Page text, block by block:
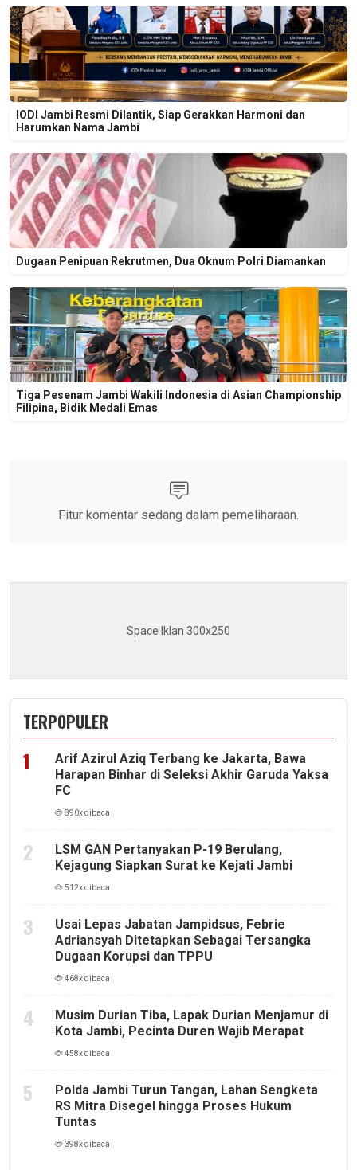
IODI Jambi Resmi Dilantik, Siap Gerakkan Harmoni dan
Harumkan Nama Jambi
Dugaan Penipuan Rekrutmen, Dua Oknum Polri Diamankan
Tiga Pesenam Jambi Wakili Indonesia di Asian Championship
Filipina, Bidik Medali Emas
Fitur komentar sedang dalam pemeliharaan.
Space Iklan 300x250
TERPOPULER
Arif Azirul Aziq Terbang ke Jakarta, Bawa
Harapan Binhar di Seleksi Akhir Garuda Yaksa
FC
890x dibaca
LSM GAN Pertanyakan P-19 Berulang,
Kejagung Siapkan Surat ke Kejati Jambi
512x dibaca
Usai Lepas Jabatan Jampidsus, Febrie
Adriansyah Ditetapkan Sebagai Tersangka
Dugaan Korupsi dan TPPU
468x dibaca
Musim Durian Tiba, Lapak Durian Menjamur di
Kota Jambi, Pecinta Duren Wajib Merapat
458x dibaca
Polda Jambi Turun Tangan, Lahan Sengketa
RS Mitra Disegel hingga Proses Hukum
Tuntas
398x dibaca